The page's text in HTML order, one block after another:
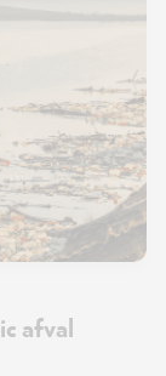
afval